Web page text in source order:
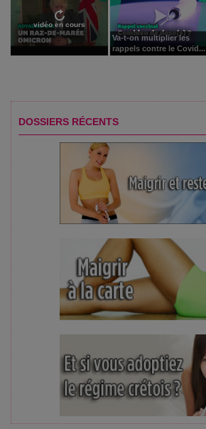
vidéo en cours
Va-t-on multiplier les
rappels contre le Covid...
DOSSIERS RÉCENTS